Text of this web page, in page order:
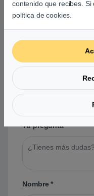
usuarios
No hay
una pregunta
Tu pregunta*
Nombre*
contenido que recibes.
política de cookies.